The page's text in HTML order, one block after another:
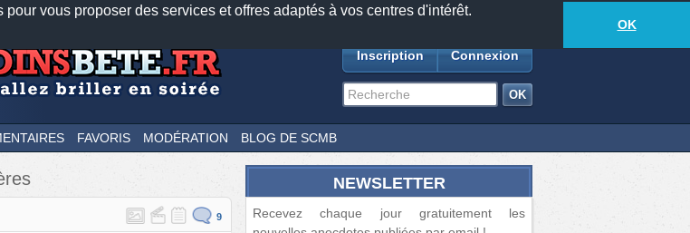
vous proposer des services et offres adaptés à vos centres d'intérêt.
OK
mobiles Newsletter Facebook
TwitterFeeds18885anecdotes-420lecteurs connectés
Inscription Connexion
FAVORIS MODÉRATION BLOG DE SCMB
9
NEWSLETTER
Recevez chaque jour gratuitement les